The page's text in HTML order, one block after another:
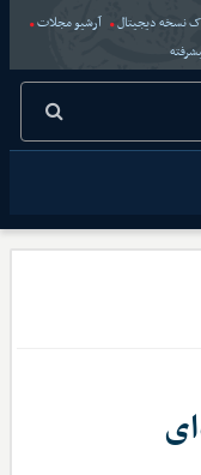
نسخه دیجیتال
آرشیو مجلات